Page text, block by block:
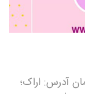
آدرس: اراک؛